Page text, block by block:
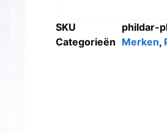
SKU
phildar-
Categorieën Merken,